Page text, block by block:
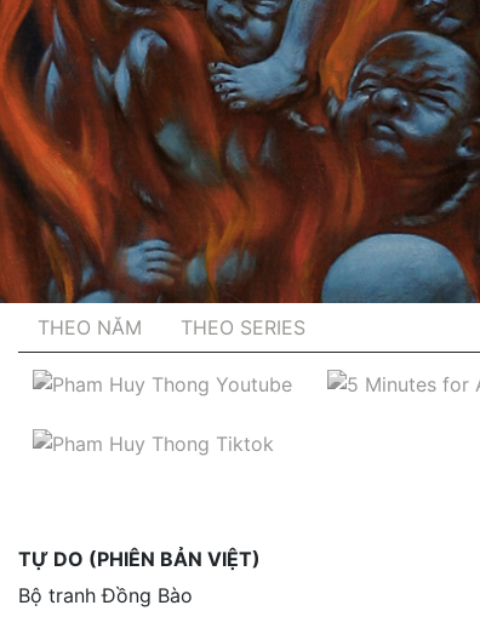
THEO NĂM THEO SERIES
TỰ DO (PHIÊN BẢN VIỆT)
Bộ tranh Đồng Bào